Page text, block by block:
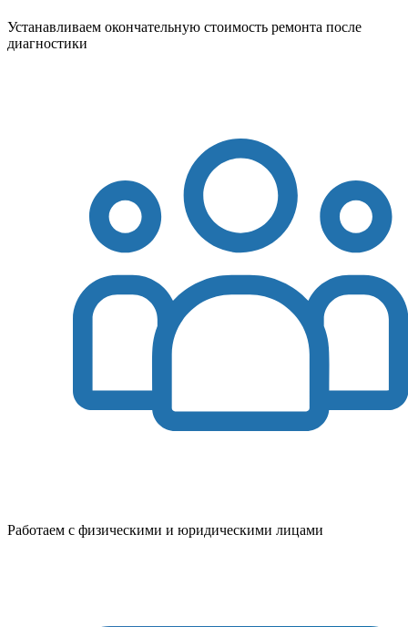
Устанавливаем окончательную стоимость ремонта после
диагностики
Работаем с физическими и юридическими лицами